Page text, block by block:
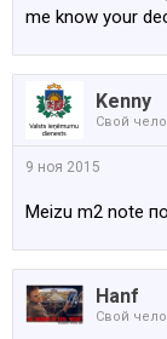
me know your
Kenny
Свой
9 ноя 2015
Meizu m2 note
Hanf
Свой